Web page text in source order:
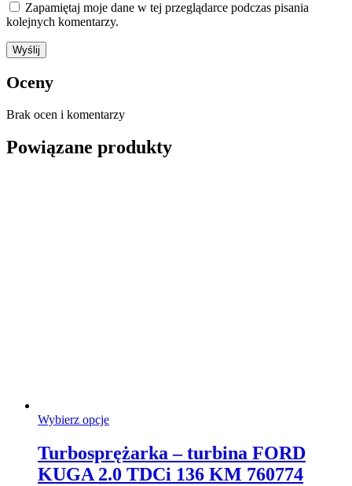
Zapamiętaj moje dane w tej przeglądarce podczas pisania
kolejnych komentarzy.
Oceny
Brak ocen i komentarzy
Powiązane produkty
Wybierz opcjeTen
wiele
wariantów.
Turbosprężarka – turbina FORD
KUGA 2.0 TDCi 136 KM 760774